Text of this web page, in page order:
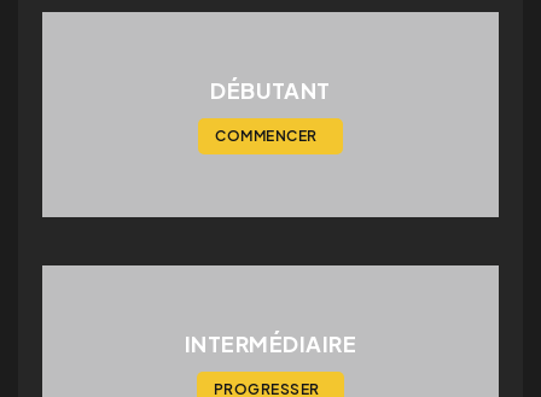
DÉBUTANT
INTERMÉDIAIRE